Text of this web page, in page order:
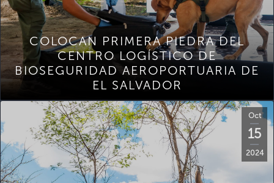
COLOCAN PRIMERA PIEDRA DEL
CENTRO LOGÍSTICO DE
BIOSEGURIDAD AEROPORTUARIA DE
EL SALVADOR
Oct
15
2024